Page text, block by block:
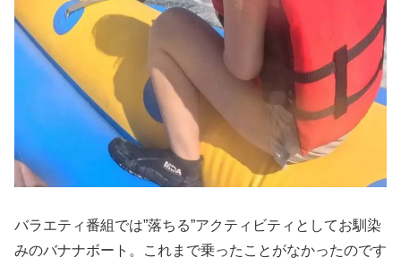
バラエティ番組では”落ちる”アクティビティとしてお馴染
みのバナナボート。これまで乗ったことがなかったのです